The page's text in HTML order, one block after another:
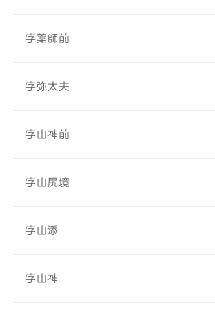
字薬師前
字弥太夫
字山神前
字山尻境
字山添
字山神